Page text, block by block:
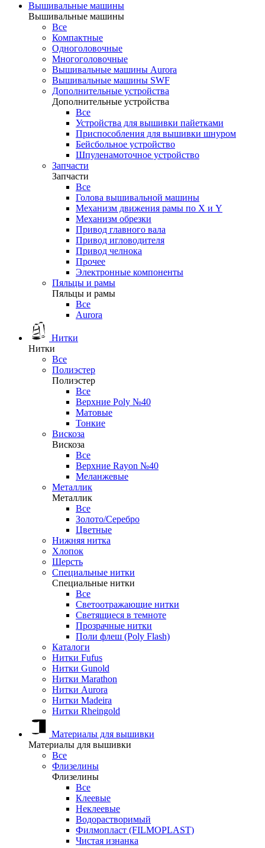
Вышивальные машины
Вышивальные машины
Все
Компактные
Одноголовочные
Многоголовочные
Вышивальные машины Aurora
Вышивальные машины SWF
Дополнительные устройства
Дополнительные устройства
Все
Устройства для вышивки пайетками
Приспособления для вышивки шнуром
Бейсбольное устройство
Шпуленамоточное устройство
Запчасти
Запчасти
Все
Голова вышивальной машины
Механизм движения рамы по X и Y
Механизм обрезки
Привод главного вала
Привод игловодителя
Привод челнока
Прочее
Электронные компоненты
Пяльцы и рамы
Пяльцы и рамы
Все
Aurora
Нитки
Нитки
Все
Полиэстер
Полиэстер
Все
Верхние Poly №40
Матовые
Тонкие
Вискоза
Вискоза
Все
Верхние Rayon №40
Меланжевые
Металлик
Металлик
Все
Золото/Серебро
Цветные
Нижняя нитка
Хлопок
Шерсть
Специальные нитки
Специальные нитки
Все
Светоотражающие нитки
Светящиеся в темноте
Прозрачные нитки
Поли флеш (Poly Flash)
Каталоги
Нитки Fufus
Нитки Gunold
Нитки Marathon
Нитки Aurora
Нитки Madeira
Нитки Rheingold
Материалы для вышивки
Материалы для вышивки
Все
Флизелины
Флизелины
Все
Клеевые
Неклеевые
Водорастворимый
Филмопласт (FILMOPLAST)
Чистая изнанка